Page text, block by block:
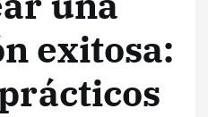
exitosa: